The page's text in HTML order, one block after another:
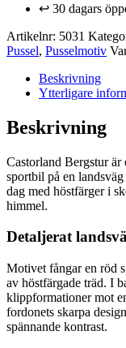
↩️ 30 dagars
Artikelnr: 5031
Pussel, Pusselmotiv
Beskrivning
Ytterligare
Beskrivning
Castorland Bergstur är
sportbil på en
dag med höstfärger i
himmel.
Detaljerat
Motivet fångar en röd
av höstfärgade träd. I
klippformationer mot
fordonets skarpa
spännande kontrast.